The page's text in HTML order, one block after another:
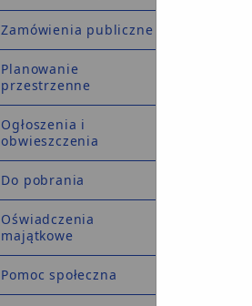
Zamówienia publiczne
Planowanie
przestrzenne
Ogłoszenia i
obwieszczenia
Do pobrania
Oświadczenia
majątkowe
Pomoc społeczna